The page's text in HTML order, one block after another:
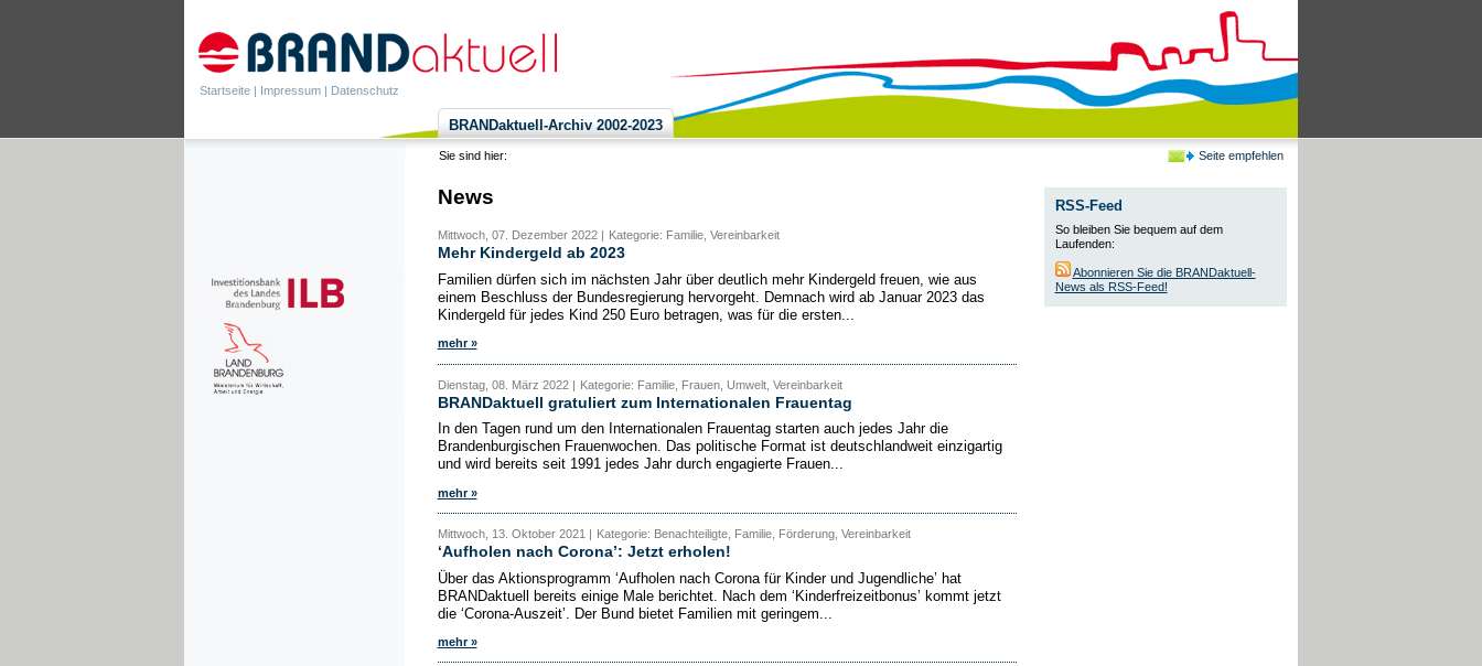
Startseite | Impressum | Datenschutz
Seite empfehlen
BRANDaktuell-Archiv 2002-2023
Sie sind hier:
News
Mittwoch, 07. Dezember 2022 | Kategorie: Familie, Vereinbarkeit
Mehr Kindergeld ab 2023
Familien dürfen sich im nächsten Jahr über deutlich mehr Kindergeld freuen, wie aus
einem Beschluss der Bundesregierung hervorgeht. Demnach wird ab Januar 2023 das
Kindergeld für jedes Kind 250 Euro betragen, was für die ersten...
mehr »
Dienstag, 08. März 2022 | Kategorie: Familie, Frauen, Umwelt, Vereinbarkeit
BRANDaktuell gratuliert zum Internationalen Frauentag
In den Tagen rund um den Internationalen Frauentag starten auch jedes Jahr die
Brandenburgischen Frauenwochen. Das politische Format ist deutschlandweit einzigartig
und wird bereits seit 1991 jedes Jahr durch engagierte Frauen...
mehr »
Mittwoch, 13. Oktober 2021 | Kategorie: Benachteiligte, Familie, Förderung, Vereinbarkeit
‘Aufholen nach Corona’: Jetzt erholen!
Über das Aktionsprogramm ‘Aufholen nach Corona für Kinder und Jugendliche’ hat
BRANDaktuell bereits einige Male berichtet. Nach dem ‘Kinderfreizeitbonus’ kommt jetzt
die ‘Corona-Auszeit’. Der Bund bietet Familien mit geringem...
mehr »
RSS-Feed
So bleiben Sie bequem auf dem
Laufenden:
Abonnieren Sie die BRANDaktuell-
News als RSS-Feed!